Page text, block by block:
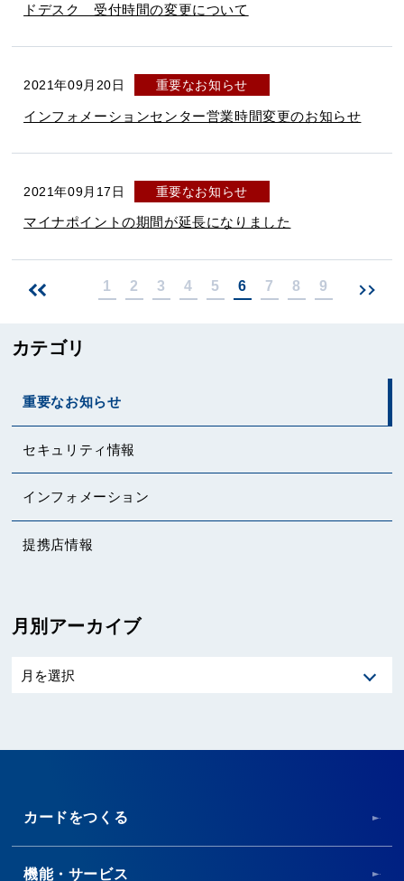
ドデスク 受付時間の変更について
2021年09月20日 重要なお知らせ
インフォメーションセンター営業時間変更のお知らせ
2021年09月17日 重要なお知らせ
マイナポイントの期間が延長になりました
ペ
ー
へ
1 2 3 4 5 6 7 8 9
カテゴリ
重要なお知らせ
セキュリティ情報
インフォメーション
提携店情報
月別アーカイブ
カードをつくる
機能・サービス